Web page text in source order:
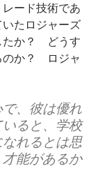
ード技術であ
たロジャーズ
たか？ どうす
のか？ ロジャ
、彼は優れ
ると、学校
れるとは思
能があるか